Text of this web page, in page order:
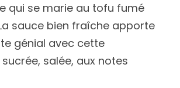
qui se marie au tofu fumé
sauce bien fraîche apporte
génial avec cette
salée, aux notes